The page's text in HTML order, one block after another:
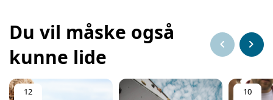
Du vil måske også
kunne lide
chevron_left chevron_right
12
10